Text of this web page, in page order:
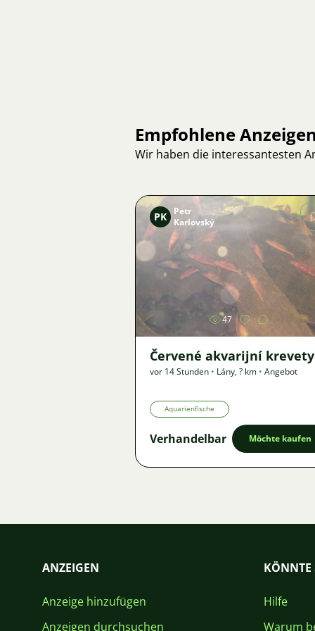
Empfohlene Anzeigen
Wir haben die interessantesten
Bild
PK
Petr
Karlovský
47
Červené akvarijní krevety
vor 14 Stunden • Lány,? km • Angebot
Aquarienfische
Verhandelbar Möchte kaufen
ANZEIGEN
Anzeige hinzufügen
Anzeigen durchsuchen
KÖNNTE
Hilfe
Warum